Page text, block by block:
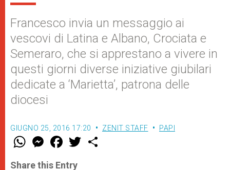
Francesco invia un messaggio ai
vescovi di Latina e Albano, Crociata e
Semeraro, che si apprestano a vivere in
questi giorni diverse iniziative giubilari
dedicate a ‘Marietta’, patrona delle
diocesi
GIUGNO 25, 2016 17:20 ZENIT STAFF PAPI
W
t
M
e
s
F
a
e
w
Share this Entry